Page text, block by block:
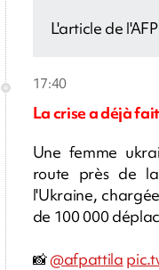
L'article de
17:40
La crise a déjà
Une femme
route près de
l'Ukraine,
de 100 000
📸@afpattila